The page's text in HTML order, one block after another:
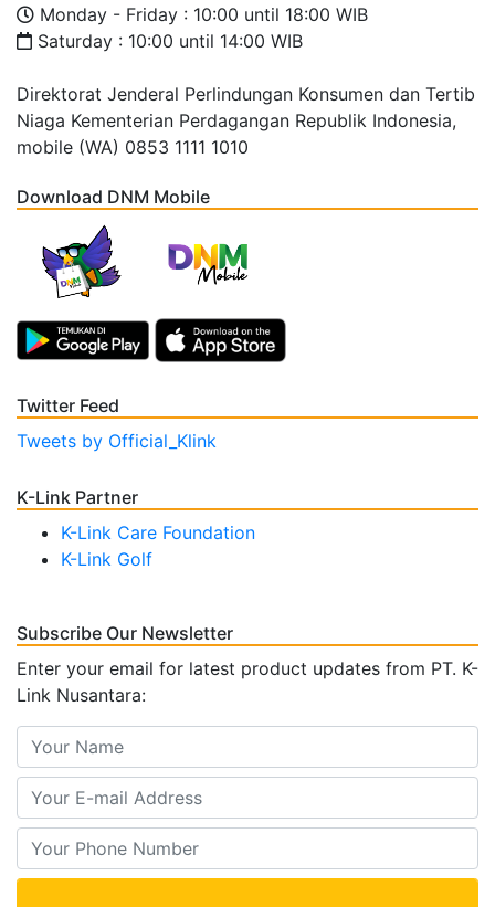
Monday - Friday : 10:00 until 18:00 WIB
Saturday : 10:00 until 14:00 WIB
Direktorat Jenderal Perlindungan Konsumen dan Tertib
Niaga Kementerian Perdagangan Republik Indonesia,
mobile (WA) 0853 1111 1010
Download DNM Mobile
Twitter Feed
Tweets by Official_Klink
K-Link Partner
K-Link Care Foundation
K-Link Golf
Subscribe Our Newsletter
Enter your email for latest product updates from PT. K-
Link Nusantara: